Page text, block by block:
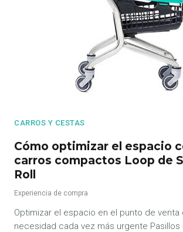
CARROS Y CESTAS
Cómo optimizar el espacio
carros compactos Loop de
Roll
Experiencia de compra
Optimizar el espacio en el punto de venta
necesidad cada vez más urgente